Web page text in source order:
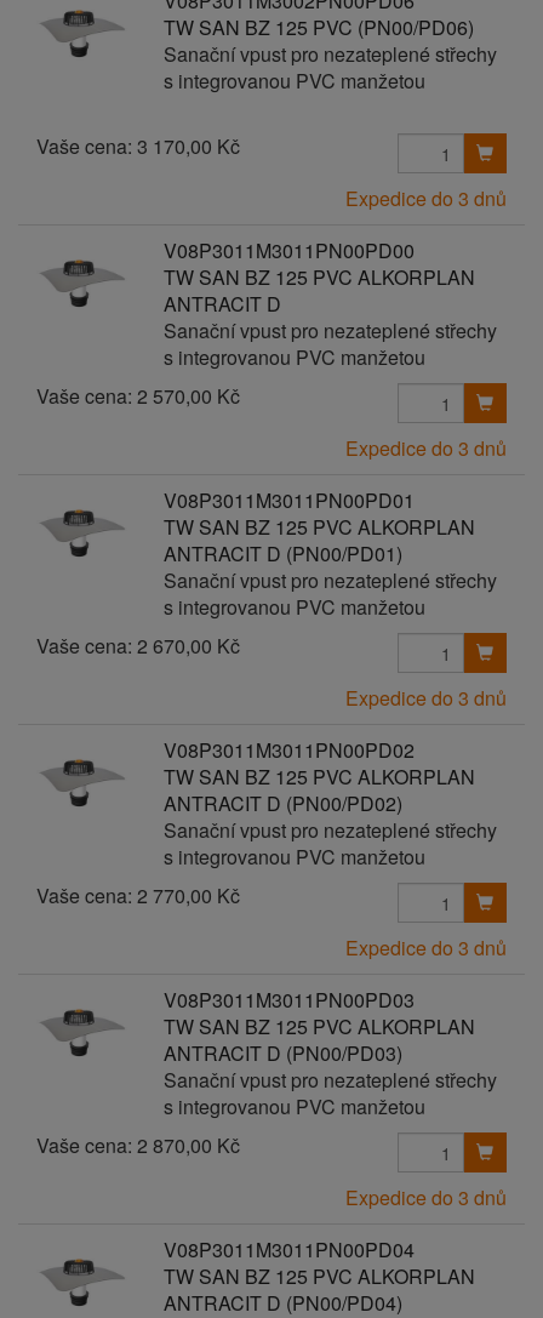
TW SAN BZ 125 PVC (PN00/PD06)
Sanační vpust pro nezateplené střechy
s integrovanou PVC manžetou
Vaše cena: 3 170,00 Kč
Expedice do 3 dnů
V08P3011M3011PN00PD00
TW SAN BZ 125 PVC ALKORPLAN
ANTRACIT D
Sanační vpust pro nezateplené střechy
s integrovanou PVC manžetou
Vaše cena: 2 570,00 Kč
Expedice do 3 dnů
V08P3011M3011PN00PD01
TW SAN BZ 125 PVC ALKORPLAN
ANTRACIT D (PN00/PD01)
Sanační vpust pro nezateplené střechy
s integrovanou PVC manžetou
Vaše cena: 2 670,00 Kč
Expedice do 3 dnů
V08P3011M3011PN00PD02
TW SAN BZ 125 PVC ALKORPLAN
ANTRACIT D (PN00/PD02)
Sanační vpust pro nezateplené střechy
s integrovanou PVC manžetou
Vaše cena: 2 770,00 Kč
Expedice do 3 dnů
V08P3011M3011PN00PD03
TW SAN BZ 125 PVC ALKORPLAN
ANTRACIT D (PN00/PD03)
Sanační vpust pro nezateplené střechy
s integrovanou PVC manžetou
Vaše cena: 2 870,00 Kč
Expedice do 3 dnů
V08P3011M3011PN00PD04
TW SAN BZ 125 PVC ALKORPLAN
ANTRACIT D (PN00/PD04)